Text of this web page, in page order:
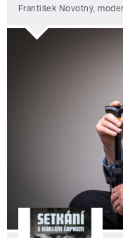
František Novotný,